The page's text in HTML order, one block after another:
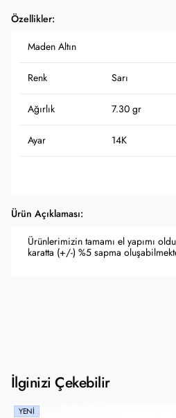
Özellikler:
Maden Altın
Renk Sarı
Ağırlık 7.30 gr
Ayar 14K
Ürün Açıklaması:
Ürünlerimizin tamamı el yapımı
karatta (+/-) %5 sapma
İlginizi Çekebilir
YENI